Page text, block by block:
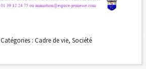
Catégories : Cadre de vie, Société